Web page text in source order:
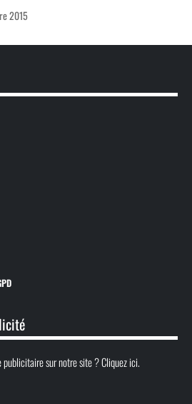
2015
publicitaire sur notre site ? Cliquez ici.